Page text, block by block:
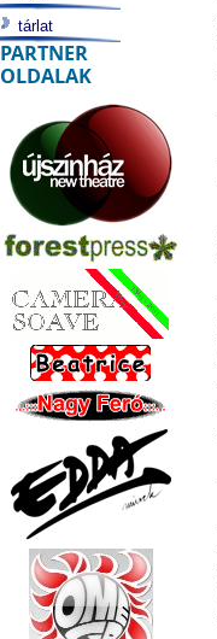
tárlat
PARTNER
OLDALAK